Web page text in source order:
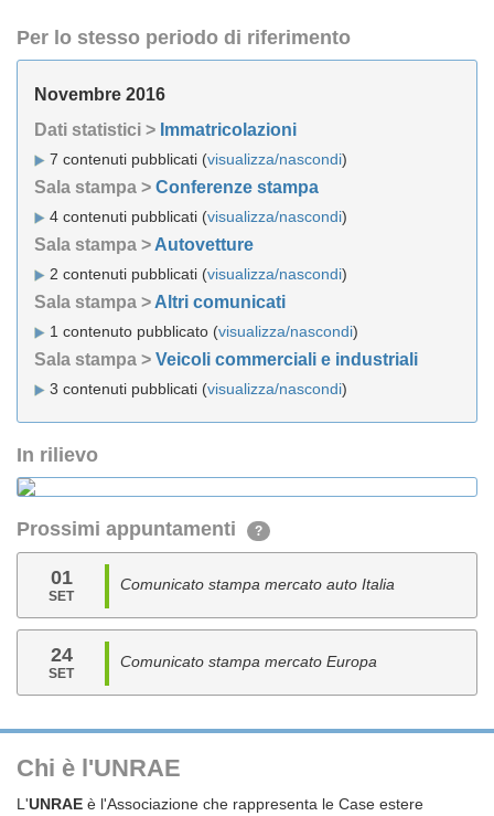
Per lo stesso periodo di riferimento
Novembre 2016
Dati statistici > Immatricolazioni
7 contenuti pubblicati (visualizza/nascondi)
Sala stampa > Conferenze stampa
4 contenuti pubblicati (visualizza/nascondi)
Sala stampa > Autovetture
2 contenuti pubblicati (visualizza/nascondi)
Sala stampa > Altri comunicati
1 contenuto pubblicato (visualizza/nascondi)
Sala stampa > Veicoli commerciali e industriali
3 contenuti pubblicati (visualizza/nascondi)
In rilievo
Prossimi appuntamenti ?
01
SET
Comunicato stampa mercato auto Italia
24
SET
Comunicato stampa mercato Europa
Chi è l'UNRAE
L'UNRAE è l'Associazione che rappresenta le Case estere